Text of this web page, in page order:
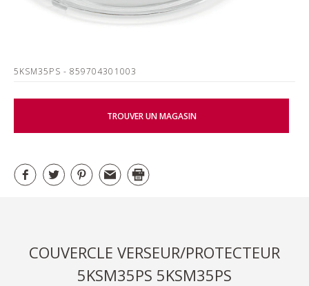
5KSM35PS - 859704301003
TROUVER UN MAGASIN
COUVERCLE VERSEUR/PROTECTEUR
5KSM35PS 5KSM35PS